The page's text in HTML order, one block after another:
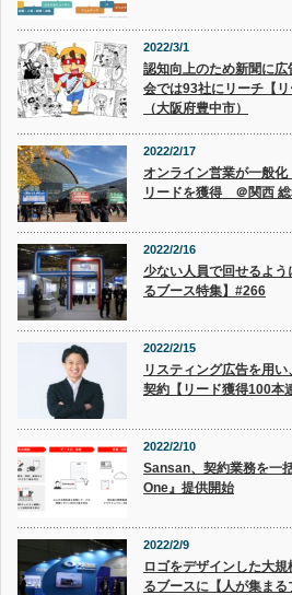
2022/3/1
認知向上のため新聞に
会では93社にリーチ【
（大阪府豊中市）
2022/2/17
オンライン営業が一般
リードを獲得 ＠関西
2022/2/16
少ない人員で回せるよ
るブース特集】#266
2022/2/15
リスティング広告を用
契約【リード獲得100本
2022/2/10
Sansan、契約業務を一
One』提供開始
2022/2/9
ロゴをデザインした大
るブースに【人が集ま